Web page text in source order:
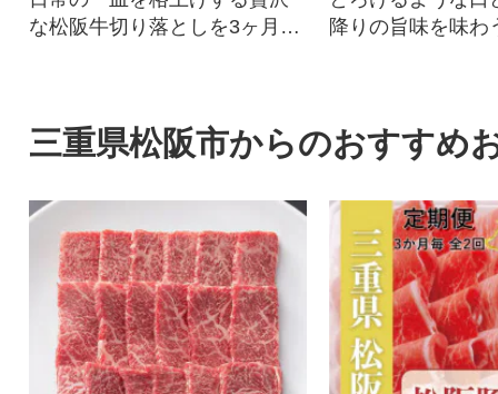
な松阪牛切り落としを3ヶ月お
降りの旨味を味わ
三重県松阪市からのおすすめ